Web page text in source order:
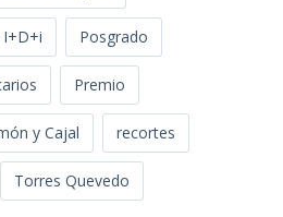
Posgrado
Premio
y Cajal recortes
Torres Quevedo